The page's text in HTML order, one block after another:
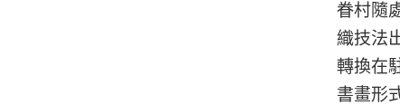
眷村隨
織技法
轉換在
書畫形